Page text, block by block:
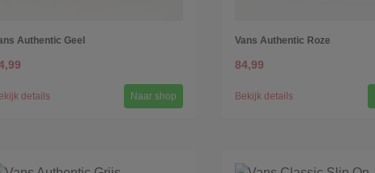
Authentic Geel
details Naar shop
Vans Authentic Roze
84,99
Bekijk details